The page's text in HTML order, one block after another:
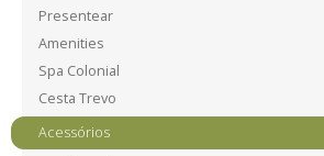
Presentear
Amenities
Spa Colonial
Cesta Trevo
Acessórios